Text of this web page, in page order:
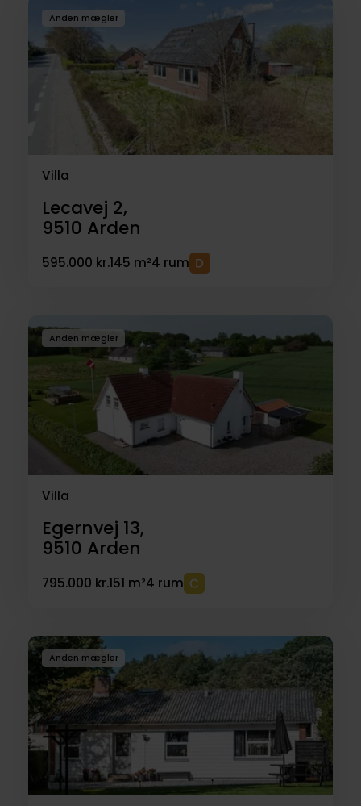
Anden mægler
Villa
Lecavej 2,
9510 Arden
595.000 kr.145 m²4 rum
Anden mægler
Villa
Egernvej 13,
9510 Arden
795.000 kr.151 m²4 rum
Anden mægler